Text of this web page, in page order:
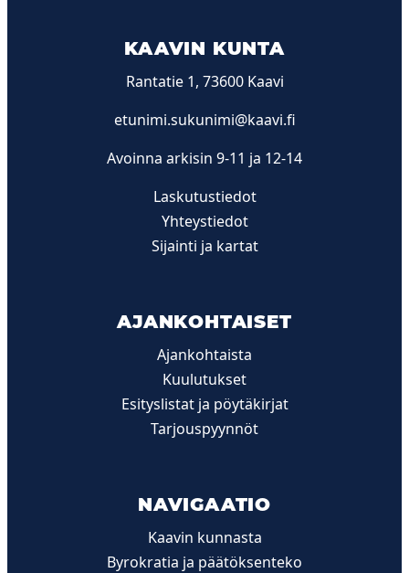
KAAVIN KUNTA
Rantatie 1, 73600 Kaavi
etunimi.sukunimi@kaavi.fi
Avoinna arkisin 9-11 ja 12-14
Laskutustiedot
Yhteystiedot
Sijainti ja kartat
AJANKOHTAISET
Ajankohtaista
Kuulutukset
Esityslistat ja pöytäkirjat
Tarjouspyynnöt
NAVIGAATIO
Kaavin kunnasta
Byrokratia ja päätöksenteko